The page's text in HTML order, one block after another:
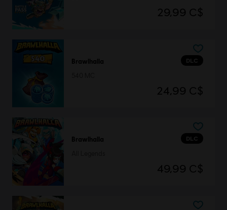
29,99 C$
DLC
Brawlhalla
24,99 C$
DLC
Brawlhalla
49,99 C$